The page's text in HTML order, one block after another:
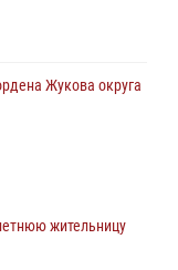
Жукова округа
устроившего
жительницу